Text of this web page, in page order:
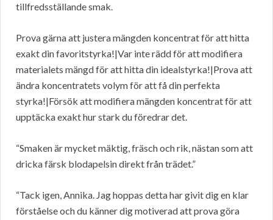
tillfredsställande smak.
Prova gärna att justera mängden koncentrat för att hitta
exakt din favoritstyrka!|Var inte rädd för att modifiera
materialets mängd för att hitta din idealstyrka!|Prova att
ändra koncentratets volym för att få din perfekta
styrka!|Försök att modifiera mängden koncentrat för att
upptäcka exakt hur stark du föredrar det.
“Smaken är mycket mäktig, fräsch och rik, nästan som att
dricka färsk blodapelsin direkt från trädet.”
“Tack igen, Annika. Jag hoppas detta har givit dig en klar
förståelse och du känner dig motiverad att prova göra